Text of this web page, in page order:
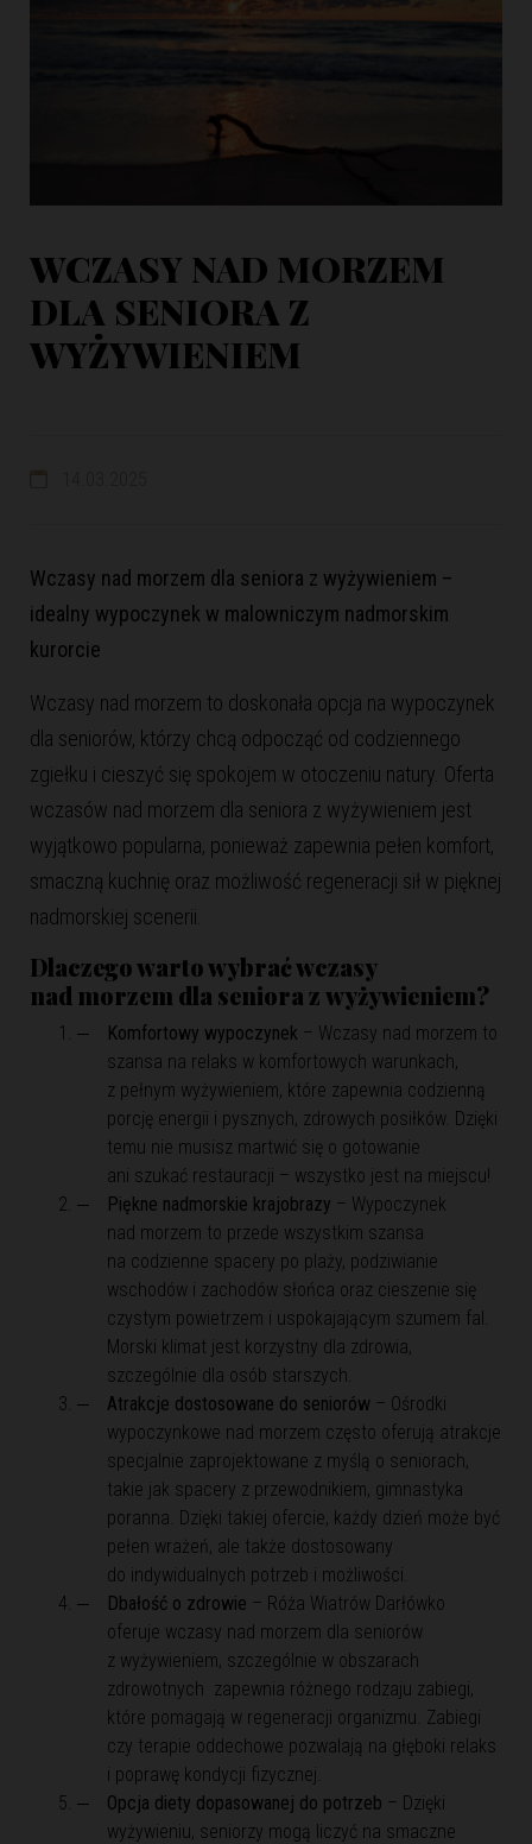
WCZASY NAD MORZEM
DLA SENIORA Z
WYŻYWIENIEM
Wczasy nad morzem dla seniora z wyżywieniem –
idealny wypoczynek w malowniczym nadmorskim
kurorcie
Wczasy nad morzem to doskonała opcja na wypoczynek
dla seniorów, którzy chcą odpocząć od codziennego
zgiełku i cieszyć się spokojem w otoczeniu natury. Oferta
wczasów nad morzem dla seniora z wyżywieniem jest
wyjątkowo popularna, ponieważ zapewnia pełen komfort,
smaczną kuchnię oraz możliwość regeneracji sił w pięknej
nadmorskiej scenerii.
Dlaczego warto wybrać wczasy
nad morzem dla seniora z wyżywieniem?
Komfortowy wypoczynek – Wczasy nad morzem to
szansa na relaks w komfortowych warunkach,
z pełnym wyżywieniem, które zapewnia codzienną
porcję energii i pysznych, zdrowych posiłków. Dzięki
temu nie musisz martwić się o gotowanie
ani szukać restauracji – wszystko jest na miejscu!
Piękne nadmorskie krajobrazy – Wypoczynek
nad morzem to przede wszystkim szansa
na codzienne spacery po plaży, podziwianie
wschodów i zachodów słońca oraz cieszenie się
czystym powietrzem i uspokajającym szumem fal.
Morski klimat jest korzystny dla zdrowia,
szczególnie dla osób starszych.
Atrakcje dostosowane do seniorów – Ośrodki
wypoczynkowe nad morzem często oferują atrakcje
specjalnie zaprojektowane z myślą o seniorach,
takie jak spacery z przewodnikiem, gimnastyka
poranna. Dzięki takiej ofercie, każdy dzień może być
pełen wrażeń, ale także dostosowany
do indywidualnych potrzeb i możliwości.
Dbałość o zdrowie – Róża Wiatrów Darłówko
oferuje wczasy nad morzem dla seniorów
z wyżywieniem, szczególnie w obszarach
zdrowotnych zapewnia różnego rodzaju zabiegi,
które pomagają w regeneracji organizmu. Zabiegi
czy terapie oddechowe pozwalają na głęboki relaks
i poprawę kondycji fizycznej.
Opcja diety dopasowanej do potrzeb – Dzięki
wyżywieniu, seniorzy mogą liczyć na smaczne